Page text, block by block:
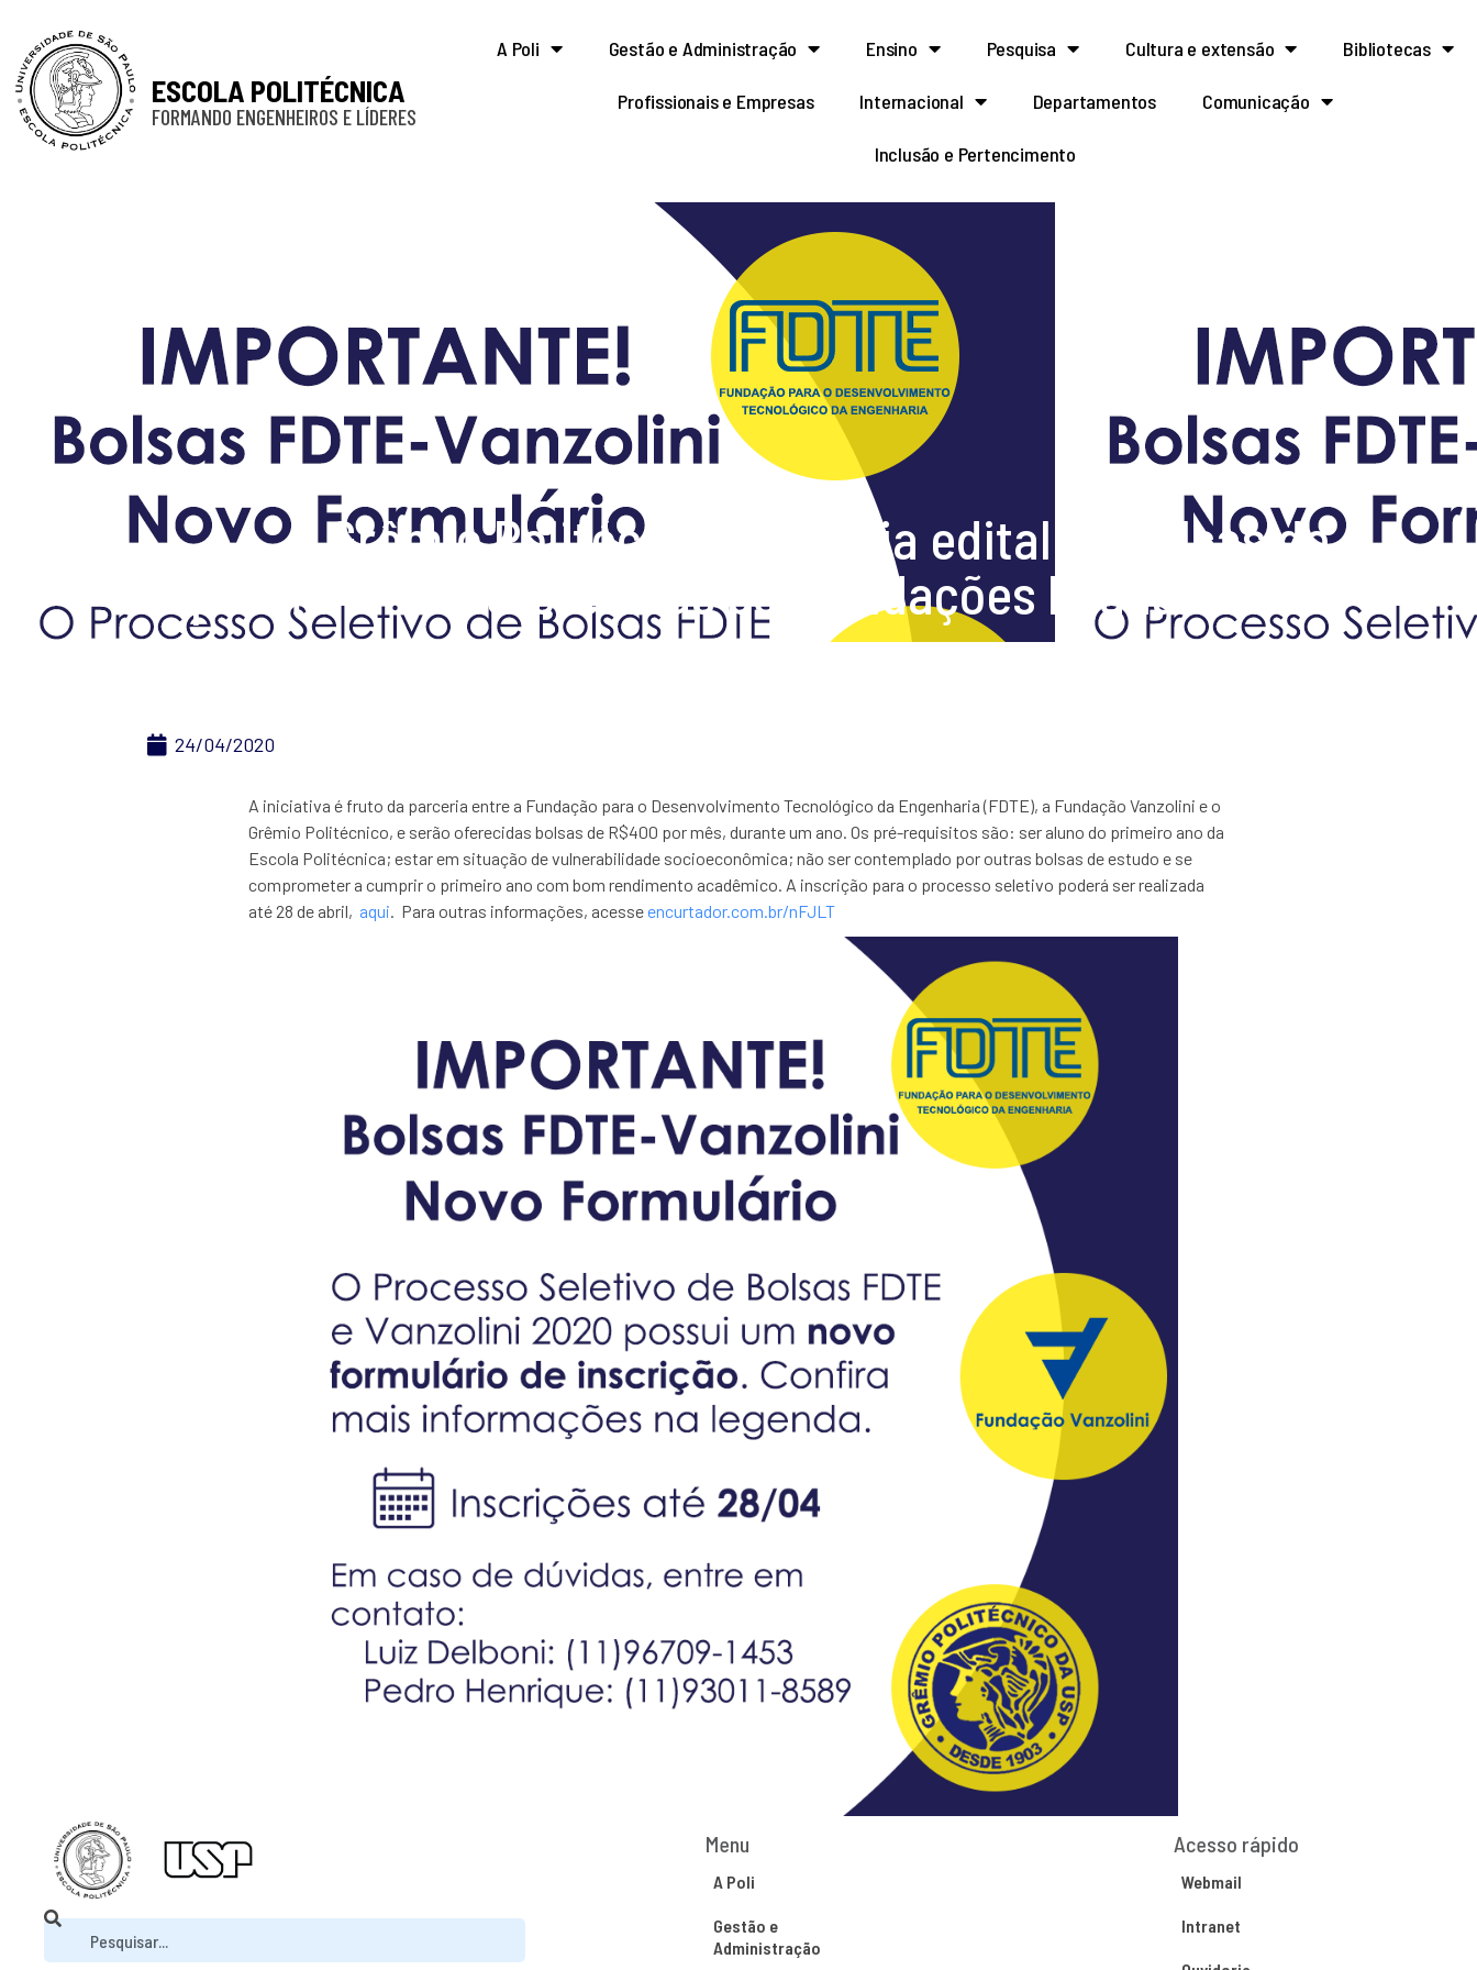
ESCOLA POLITÉCNICA
FORMANDO ENGENHEIROS E LÍDERES
A Poli Gestão e Administração Ensino Pesquisa Cultura e extensão Bibliotecas
Profissionais e Empresas Internacional Departamentos Comunicação
Inclusão e Pertencimento
Grêmio Politécnico anuncia edital de bolsas de
permanência oferecidas por fundações ligadas à Poli
24/04/2020
A iniciativa é fruto da parceria entre a Fundação para o Desenvolvimento Tecnológico da Engenharia (FDTE), a Fundação Vanzolini e o
Grêmio Politécnico, e serão oferecidas bolsas de R$400 por mês, durante um ano. Os pré-requisitos são: ser aluno do primeiro ano da
Escola Politécnica; estar em situação de vulnerabilidade socioeconômica; não ser contemplado por outras bolsas de estudo e se
comprometer a cumprir o primeiro ano com bom rendimento acadêmico. A inscrição para o processo seletivo poderá ser realizada
até 28 de abril, aqui. Para outras informações, acesseencurtador.com.br/nFJLT
Menu
A Poli
Gestão e
Administração
Acesso rápido
Webmail
Intranet